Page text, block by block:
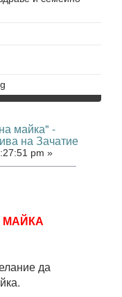
майка" -
на Зачатие
pm »
МАЙКА
да